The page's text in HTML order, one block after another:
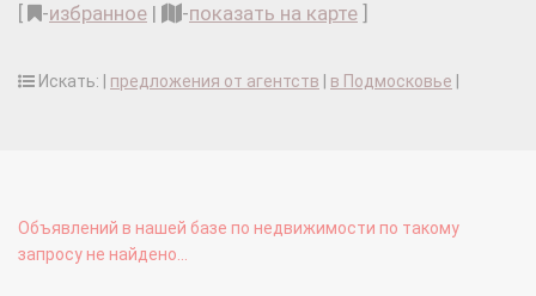
-избранное | -показать на карте
Искать: | предложения от агентств в Подмосковье
Объявлений в нашей базе по недвижимости по такому
запросу не найдено...